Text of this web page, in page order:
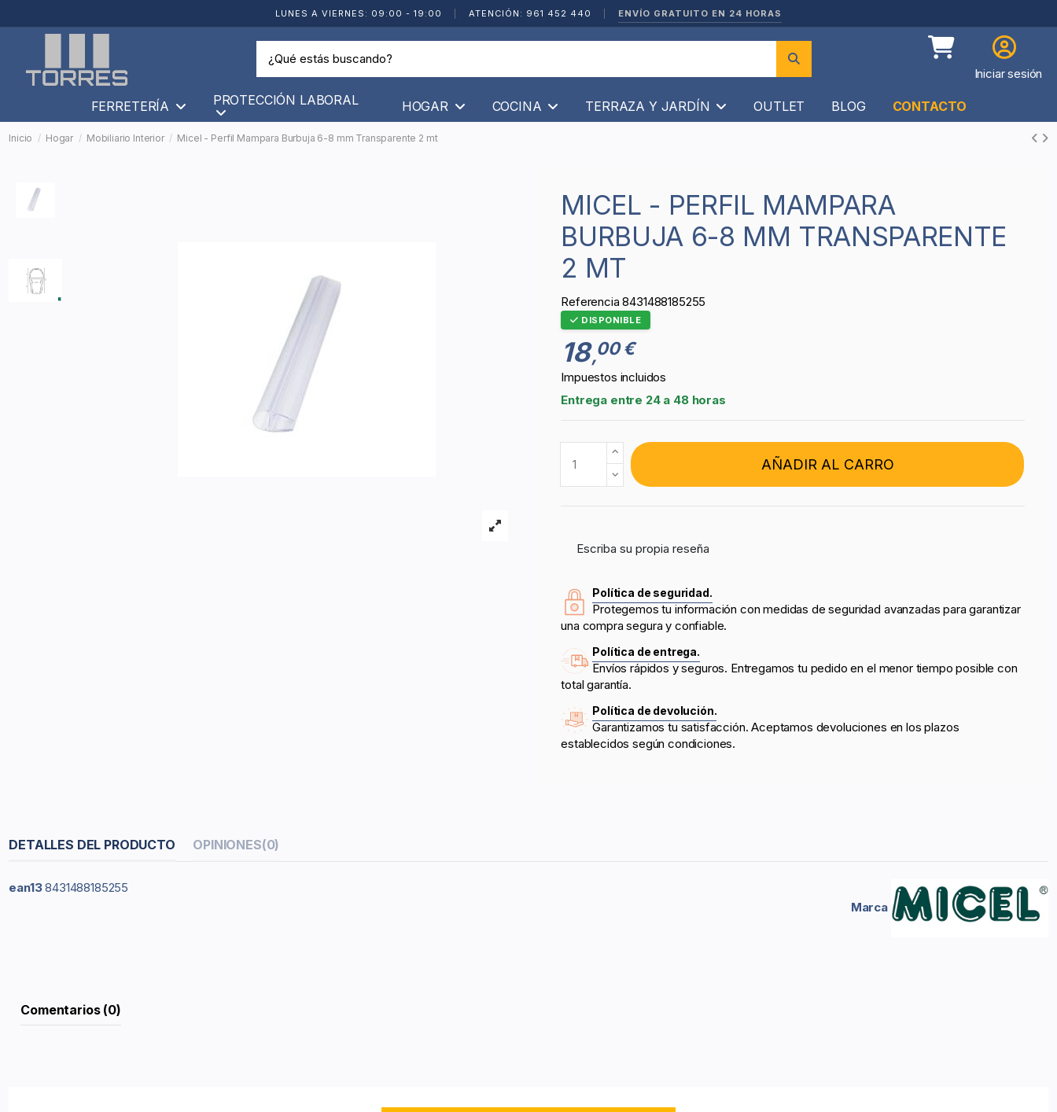
LUNES A VIERNES: 09:00 - 19:00 ATENCIÓN: 961 452 440 ENVÍO GRATUITO EN 24 HORAS
Iniciar sesión
FERRETERÍA PROTECCIÓN LABORAL HOGAR COCINA TERRAZA Y JARDÍN OUTLET BLOG CONTACTO
Inicio Hogar Mobiliario Interior Micel - Perfil Mampara Burbuja 6-8 mm Transparente 2 mt
MICEL - PERFIL MAMPARA
BURBUJA 6-8 MM TRANSPARENTE
2 MT
Referencia 8431488185255
DISPONIBLE
18,00 €
Impuestos incluidos
Entrega entre 24 a 48 horas
AÑADIR AL CARRO
Escriba su propia reseña
Política de seguridad.
Protegemos tu información con medidas de seguridad avanzadas para garantizar
una compra segura y confiable.
Política de entrega.
Envíos rápidos y seguros. Entregamos tu pedido en el menor tiempo posible con
total garantía.
Política de devolución.
Garantizamos tu satisfacción. Aceptamos devoluciones en los plazos
establecidos según condiciones.
DETALLES DEL PRODUCTO OPINIONES(0)
Marca
ean13 8431488185255
Comentarios (0)